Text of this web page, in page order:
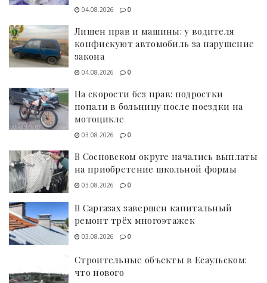
04.08.2026 0
Лишен прав и машины: у водителя
конфискуют автомобиль за нарушение
закона
04.08.2026 0
На скорости без прав: подростки
попали в больницу после поездки на
мотоцикле
03.08.2026 0
В Сосновском округе начались выплаты
на приобретение школьной формы
03.08.2026 0
В Саргазах завершен капитальный
ремонт трёх многоэтажек
03.08.2026 0
Строительные объекты в Есаульском:
что нового